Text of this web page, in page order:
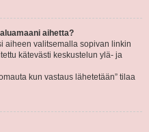
aihetta?
aiheen valitsemalla sopivan linkin
kätevästi keskustelun ylä- ja
kun vastaus lähetetään” tilaa